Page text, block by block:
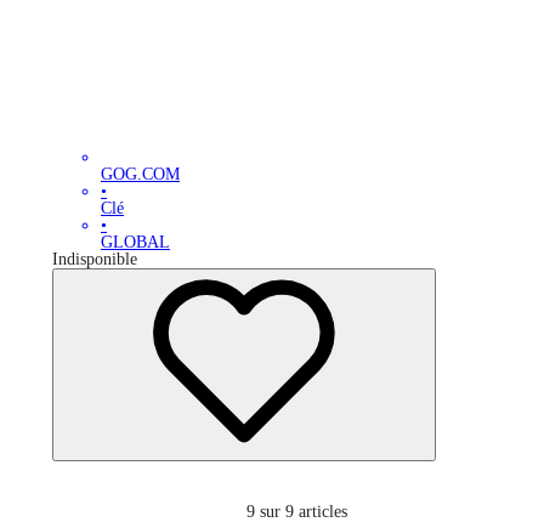
GOG.COM
•
Clé
•
GLOBAL
Indisponible
9 sur 9 articles